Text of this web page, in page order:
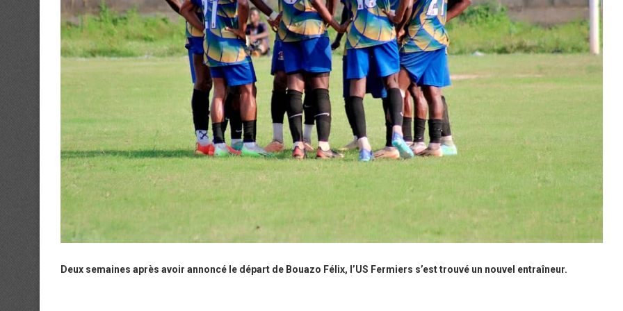
Deux semaines après avoir annoncé le départ de Bouazo Félix, l’US Fermiers s’est trouvé un nouvel entraîneur.